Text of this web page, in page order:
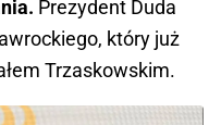
Prezydent Duda
który już
Trzaskowskim.